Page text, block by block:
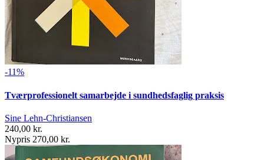
-11%
Tværprofessionelt samarbejde i sundhedsfaglig praksis
Sine Lehn-Christiansen
240,00 kr.
Nypris 270,00 kr.